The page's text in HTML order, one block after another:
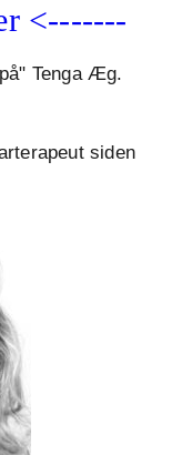
<-------
Tenga Æg.
siden